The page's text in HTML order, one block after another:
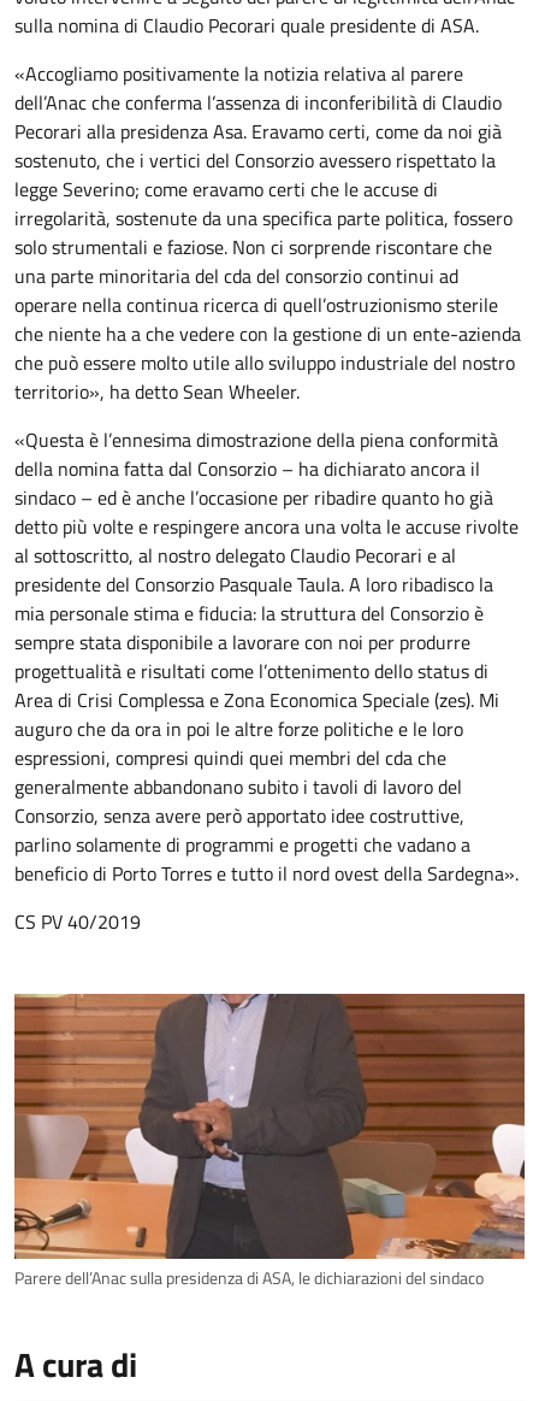
sulla nomina di Claudio Pecorari quale presidente di ASA.
«Accogliamo positivamente la notizia relativa al parere
dell’Anac che conferma l’assenza di inconferibilità di Claudio
Pecorari alla presidenza Asa. Eravamo certi, come da noi già
sostenuto, che i vertici del Consorzio avessero rispettato la
legge Severino; come eravamo certi che le accuse di
irregolarità, sostenute da una specifica parte politica, fossero
solo strumentali e faziose. Non ci sorprende riscontare che
una parte minoritaria del cda del consorzio continui ad
operare nella continua ricerca di quell’ostruzionismo sterile
che niente ha a che vedere con la gestione di un ente-azienda
che può essere molto utile allo sviluppo industriale del nostro
territorio», ha detto Sean Wheeler.
«Questa è l’ennesima dimostrazione della piena conformità
della nomina fatta dal Consorzio – ha dichiarato ancora il
sindaco – ed è anche l’occasione per ribadire quanto ho già
detto più volte e respingere ancora una volta le accuse rivolte
al sottoscritto, al nostro delegato Claudio Pecorari e al
presidente del Consorzio Pasquale Taula. A loro ribadisco la
mia personale stima e fiducia: la struttura del Consorzio è
sempre stata disponibile a lavorare con noi per produrre
progettualità e risultati come l’ottenimento dello status di
Area di Crisi Complessa e Zona Economica Speciale (zes). Mi
auguro che da ora in poi le altre forze politiche e le loro
espressioni, compresi quindi quei membri del cda che
generalmente abbandonano subito i tavoli di lavoro del
Consorzio, senza avere però apportato idee costruttive,
parlino solamente di programmi e progetti che vadano a
beneficio di Porto Torres e tutto il nord ovest della Sardegna».
CS PV 40/2019
Parere dell’Anac sulla presidenza di ASA, le dichiarazioni del sindaco
A cura di